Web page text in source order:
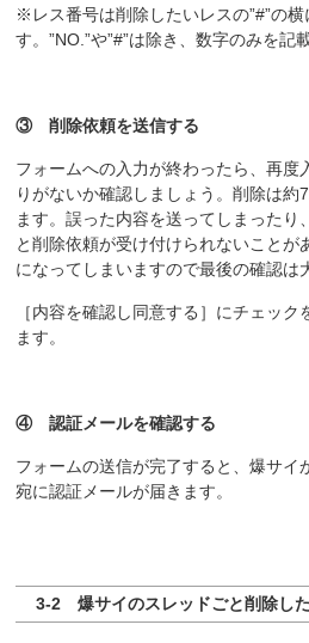
※レス番号は削除したいレスの”#”の
す。”NO.”や”#”は除き、数字のみを記
③ 削除依頼を送信する
フォームへの入力が終わったら、再度
りがないか確認しましょう。削除は約
ます。誤った内容を送ってしまったり
と削除依頼が受け付けられないことが
になってしまいますので最後の確認は
［内容を確認し同意する］にチェッ
ます。
④ 認証メールを確認する
フォームの送信が完了すると、爆サイ
宛に認証メールが届きます。
3-2 爆サイのスレッドごと削除し